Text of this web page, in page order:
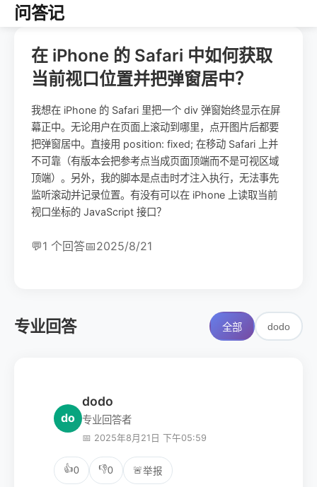
问答记
在 iPhone 的 Safari 中如何获取
当前视口位置并把弹窗居中？
我想在 iPhone 的 Safari 里把一个 div 弹窗始终显示在屏
幕正中。无论用户在页面上滚动到哪里，点开图片后都要
把弹窗居中。直接用 position: fixed; 在移动 Safari 上并
不可靠（有版本会把参考点当成页面顶端而不是可视区域
顶端）。另外，我的脚本是点击时才注入执行，无法事先
监听滚动并记录位置。有没有可以在 iPhone 上读取当前
视口坐标的 JavaScript 接口？
💬1 个回答📅2025/8/21
专业回答 全部 dodo
do
dodo
专业回答者
📅 2025年8月21日 下午05:59
👍0 👎0 🚨举报